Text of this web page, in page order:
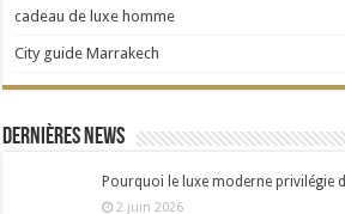
cadeau de luxe homme
City guide Marrakech
Dernières news
Pourquoi le luxe moderne privilégie
2 juin 2026